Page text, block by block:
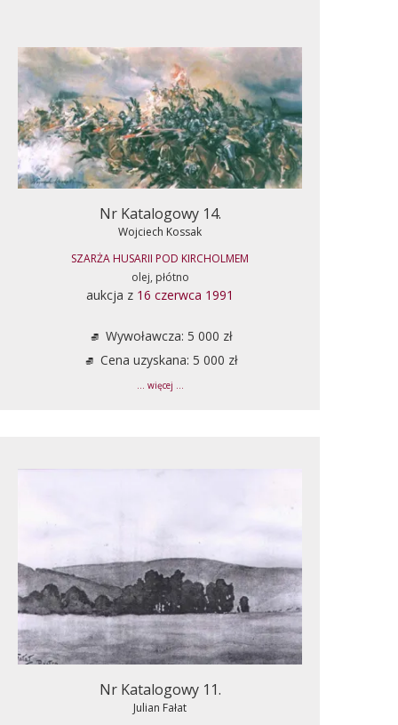
Nr Katalogowy 14.
Wojciech Kossak
SZARŻA HUSARII POD KIRCHOLMEM
olej, płótno
aukcja z 16 czerwca 1991
Wywoławcza: 5 000 zł
Cena uzyskana: 5 000 zł
... więcej ...
Nr Katalogowy 11.
Julian Fałat